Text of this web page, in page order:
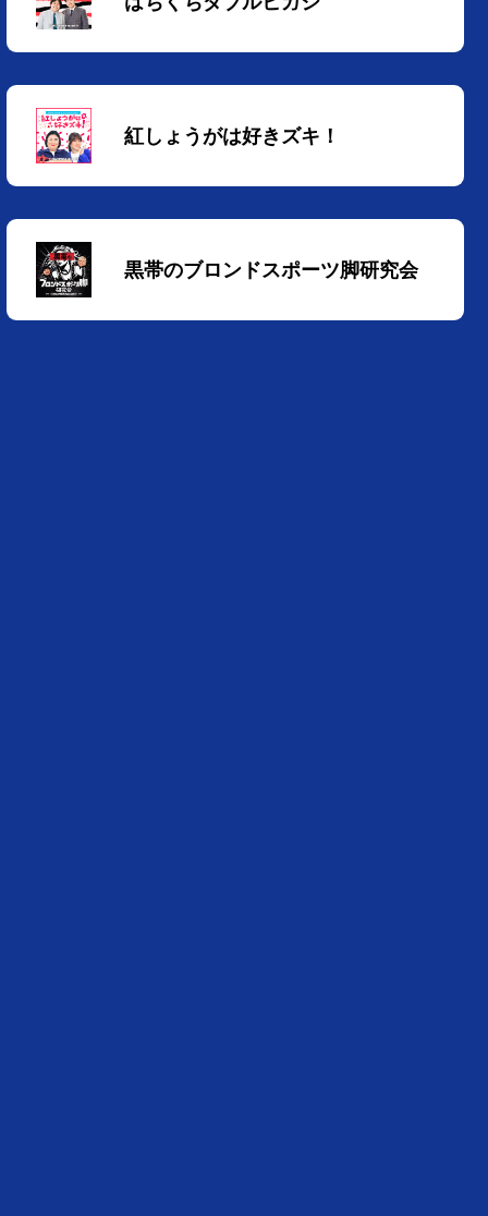
紅しょうがは好きズキ！
黒帯のブロンドスポーツ脚研究会